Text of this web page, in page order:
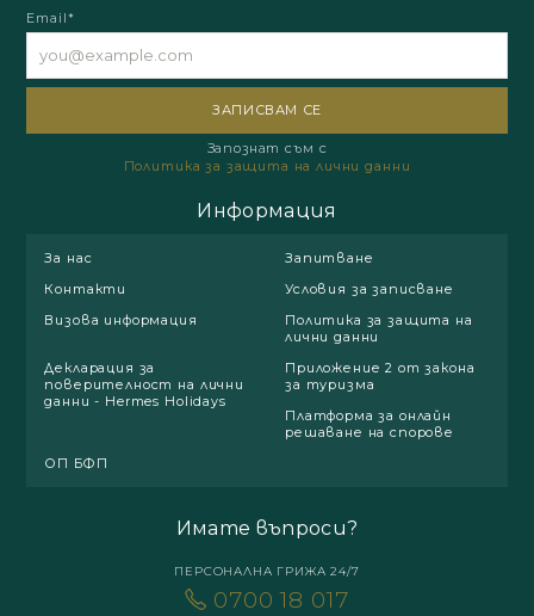
Email*
Запознат съм с
Политика за защита на лични данни
Информация
За нас
Запитване
Контакти
Условия за записване
Визова информация
Политика за защита на
лични данни
Декларация за
поверителност на лични
данни - Hermes Holidays
Приложение 2 от закона
за туризма
Платформа за онлайн
решаване на спорове
ОП БФП
Имате въпроси?
ПЕРСОНАЛНА ГРИЖА 24/7
0700 18 017